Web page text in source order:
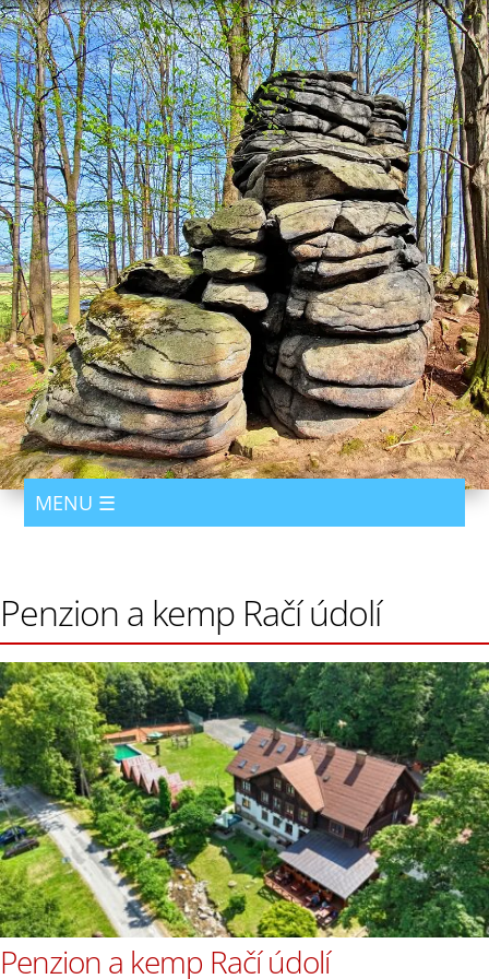
Penzion a kemp Račí údolí
Penzion a kemp Račí údolí